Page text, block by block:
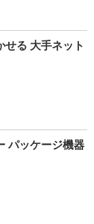
せる 大手ネット
パッケージ機器